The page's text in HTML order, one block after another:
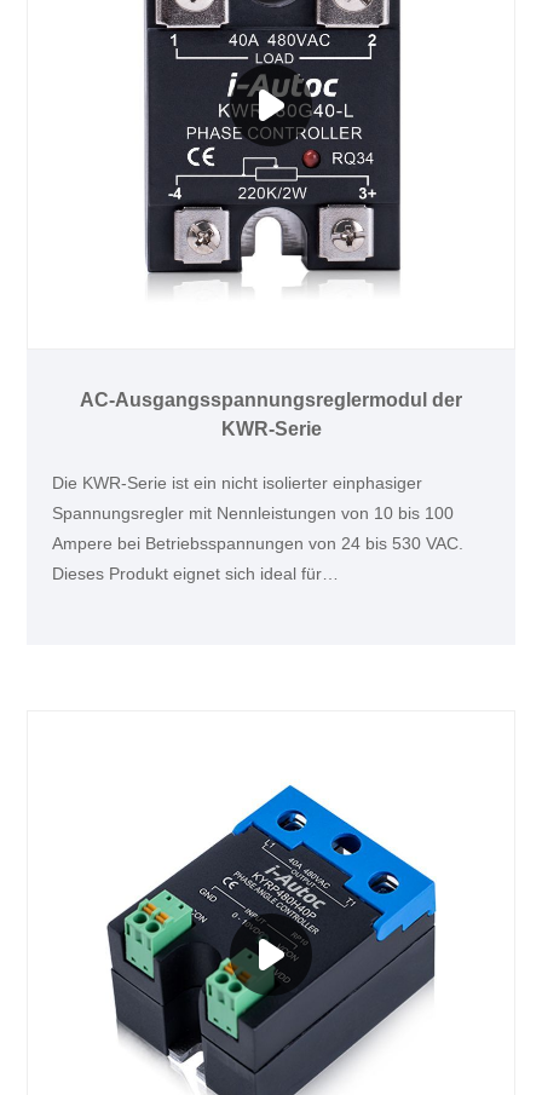
AC-Ausgangsspannungsreglermodul der
KWR-Serie
Die KWR-Serie ist ein nicht isolierter einphasiger
Spannungsregler mit Nennleistungen von 10 bis 100
Ampere bei Betriebsspannungen von 24 bis 530 VAC.
Dieses Produkt eignet sich ideal für